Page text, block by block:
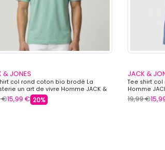
& JONES
col rond coton bio brodé La
un art de vivre Homme JACK &
€15,99 € 20%
JACK &
Tee shirt
Homme
19,99 €